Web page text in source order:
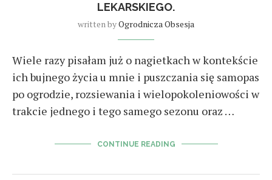
LEKARSKIEGO.
written byOgrodnicza Obsesja
Wiele razy pisałam już o nagietkach w kontekście
ich bujnego życia u mnie i puszczania się samopas
po ogrodzie, rozsiewania i wielopokoleniowości w
trakcie jednego i tego samego sezonu oraz …
CONTINUE READING